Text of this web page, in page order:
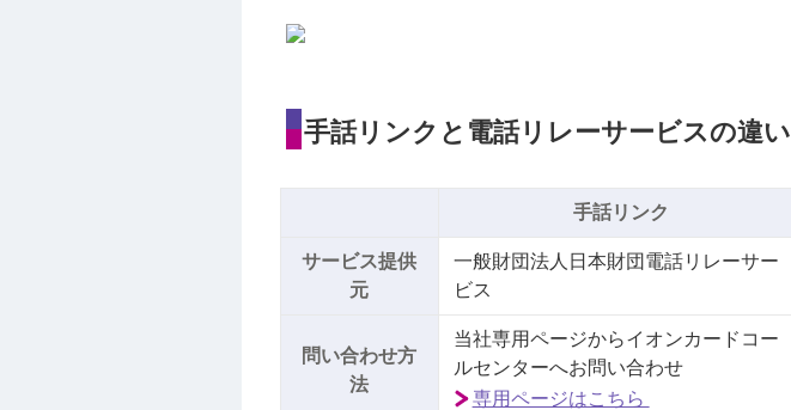
手話リンクと電話リレーサービスの違い
手話リンク
サービス提供
元
一般財団法人日本財団電話リレーサー
ビス
問い合わせ方
法
当社専用ページからイオンカードコー
ルセンターへお問い合わせ
専用ページはこちら